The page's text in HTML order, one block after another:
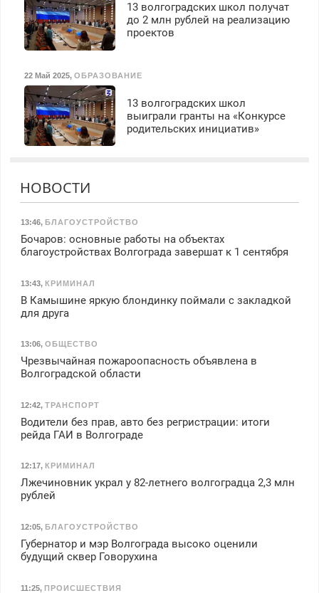
13 волгоградских школ получат
до 2 млн рублей на реализацию
проектов
22 Май 2025, ОБРАЗОВАНИЕ
13 волгоградских школ
выиграли гранты на «Конкурсе
родительских инициатив»
НОВОСТИ
13:46, БЛАГОУСТРОЙСТВО
Бочаров: основные работы на объектах
благоустройствах Волгограда завершат к 1 сентября
13:43, КРИМИНАЛ
В Камышине яркую блондинку поймали с закладкой
для друга
13:06, ОБЩЕСТВО
Чрезвычайная пожароопасность объявлена в
Волгоградской области
12:42, ТРАНСПОРТ
Водители без прав, авто без регристрации: итоги
рейда ГАИ в Волгограде
12:17, КРИМИНАЛ
Лжечиновник украл у 82-летнего волгоградца 2,3 млн
рублей
12:05, БЛАГОУСТРОЙСТВО
Губернатор и мэр Волгограда высоко оценили
будущий сквер Говорухина
11:25, ПРОИСШЕСТВИЯ